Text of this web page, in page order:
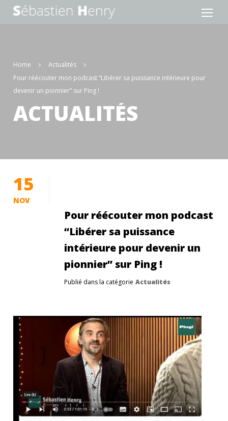
Home
Actualités
Pour réécouter mon podcast “Libérer sa puissance intérieure pour
devenir un pionnier” sur Ping !
ACTUALITÉS
15
NOV
Pour réécouter mon podcast
“Libérer sa puissance
intérieure pour devenir un
pionnier” sur Ping !
Publié dans la catégorie Actualités